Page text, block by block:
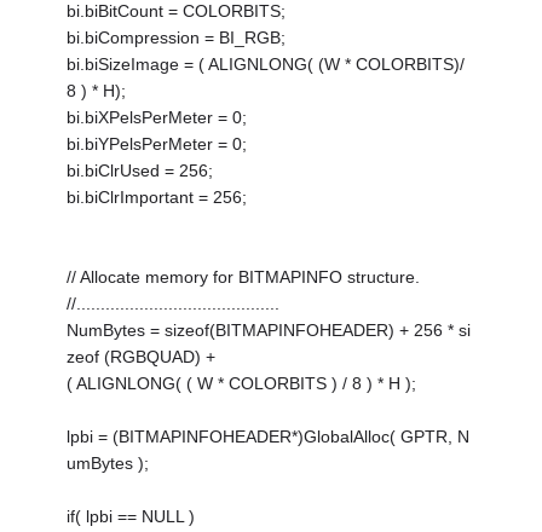
bi.biBitCount = COLORBITS;
bi.biCompression = BI_RGB;
bi.biSizeImage = ( ALIGNLONG( (W * COLORBITS)/
8 ) * H);
bi.biXPelsPerMeter = 0;
bi.biYPelsPerMeter = 0;
bi.biClrUsed = 256;
bi.biClrImportant = 256;
// Allocate memory for BITMAPINFO structure.
//..........................................
NumBytes = sizeof(BITMAPINFOHEADER) + 256 * si
zeof (RGBQUAD) +
( ALIGNLONG( ( W * COLORBITS ) / 8 ) * H );
lpbi = (BITMAPINFOHEADER*)GlobalAlloc( GPTR, N
umBytes );
if( lpbi == NULL )